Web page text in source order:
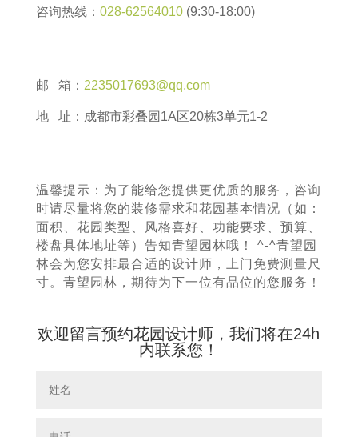
咨询热线： 028-62564010(9:30-18:00)
邮 箱： 2235017693@qq.com
地 址：成都市彩叠园1A区20栋3单元1-2
温馨提示：为了能给您提供更优质的服务，咨询
时请尽量将您的装修需求和花园基本情况（如：
面积、花园类型、风格喜好、功能要求、预算、
楼盘具体地址等）告知青望园林哦！ ^-^青望园
林会为您安排最合适的设计师，上门免费测量尺
寸。青望园林，期待为下一位有品位的您服务！
欢迎留言预约花园设计师，我们将在24h
内联系您！